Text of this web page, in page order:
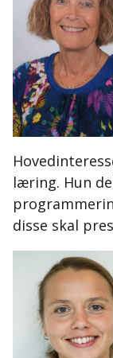
læring. Hun
disse skal